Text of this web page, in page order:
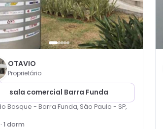
OTAVIO
Proprietário
sala comercial Barra Funda
Bosque - Barra Funda, São Paulo - SP,
1 dorm